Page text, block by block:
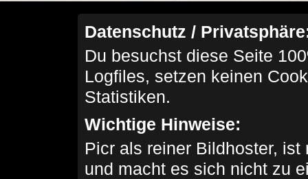
Datenschutz /
Du besuchst diese Seite
Logfiles, setzen keinen
Statistiken.
Wichtige Hinweise:
Picr als reiner Bildhoster,
und macht es sich nicht zu